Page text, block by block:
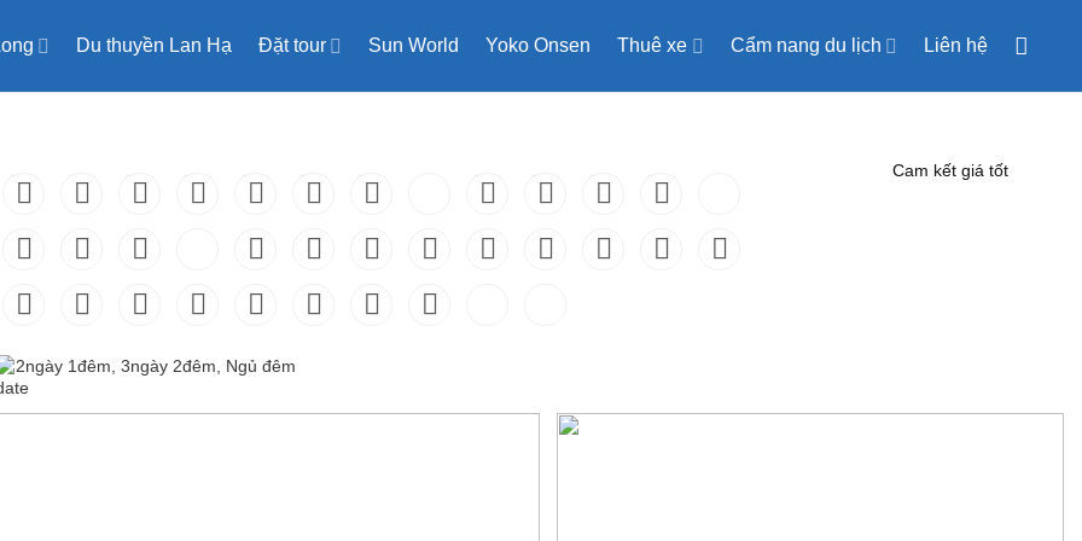
Du thuyền Lan Hạ Đặt tour Sun World Yoko Onsen Thuê xe Cẩm nang du lịch Liên hệ
2ngày 1đêm, 3ngày 2đêm, Ngủ đêm
Cam kết giá tốt